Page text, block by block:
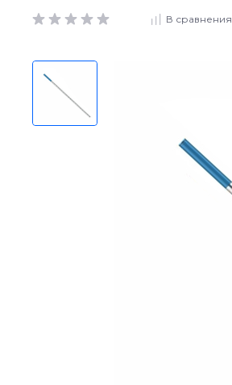
В сравнения